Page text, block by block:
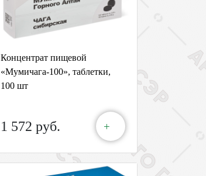
Концентрат пищевой
«Мумичага-100», таблетки,
100 шт
1 572 руб. +